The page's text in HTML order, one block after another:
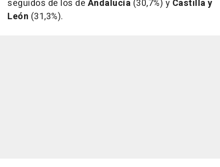
seguidos de los de Andalucía (30,7%) y Castilla y
León (31,3%).